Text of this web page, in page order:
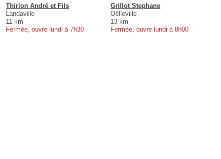
Thirion André et Fils
Landaville
11 km
Fermée, ouvre lundi à 7h30
Grillot Stephane
Oëlleville
13 km
Fermée, ouvre lundi à 8h00